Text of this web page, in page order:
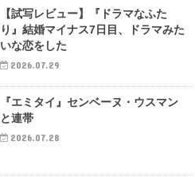
【試写レビュー】『ドラマなふた
り』結婚マイナス7日目、ドラマみた
いな恋をした
2026.07.29
『エミタイ』センベーヌ・ウスマン
と連帯
2026.07.28